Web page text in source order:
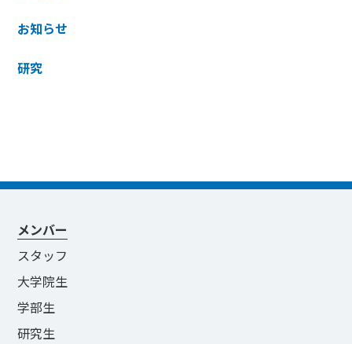
お知らせ
研究
メンバー
スタッフ
大学院生
学部生
研究生